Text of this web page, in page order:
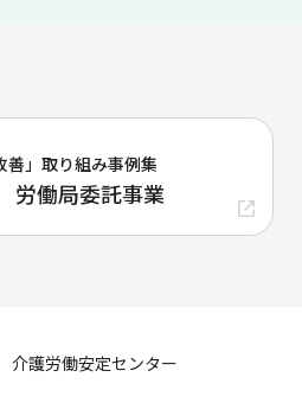
善」取り組み事例集
働局委託事業
護労働安定センター